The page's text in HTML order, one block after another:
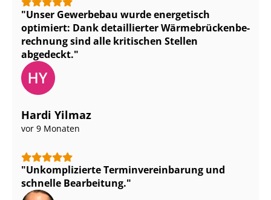
Unser Gewerbebau wurde energetisch
optimiert: Dank detaillierter Wär­me­brü­cken­be­
rech­nung sind alle kritischen Stellen
abgedeckt.
Hardi Yilmaz
vor 9 Monaten
Unkomplizierte Ter­min­ver­ein­ba­rung und
schnelle Bearbeitung.